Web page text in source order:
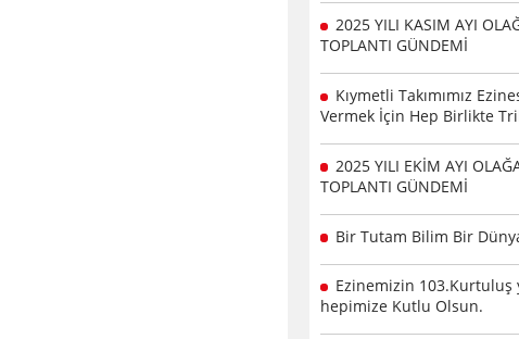
2025 YILI KASIM AYI
TOPLANTI GÜNDEMİ
Kıymetli Takımımız
Vermek İçin Hep Birlikte
2025 YILI EKİM AYI
TOPLANTI GÜNDEMİ
Bir Tutam Bilim Bir
Ezinemizin 103.Kurtuluş
hepimize Kutlu Olsun.